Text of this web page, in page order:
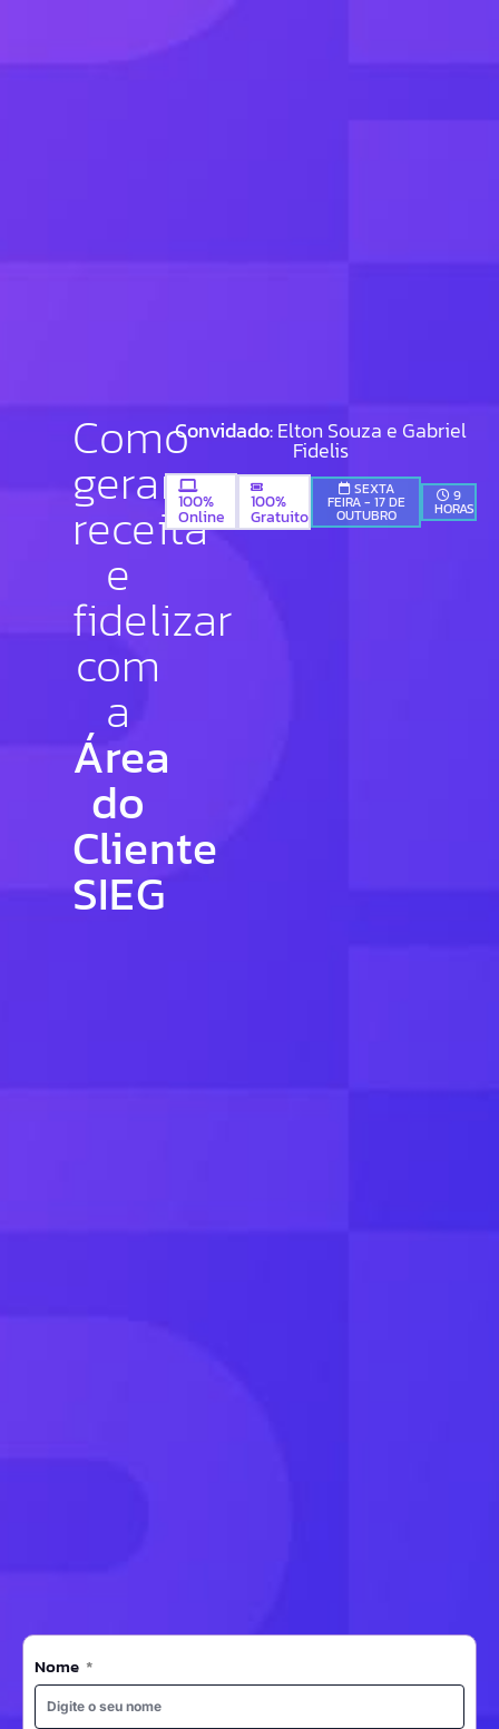
Como
gerar
receita
e
fidelizar
com
a
Área
do
Cliente
SIEG
Convidado:Elton Souza e Gabriel
Fidelis
100%
Online
100%
Gratuito
SEXTA
FEIRA - 17 DE
OUTUBRO
9
HORAS
Nome